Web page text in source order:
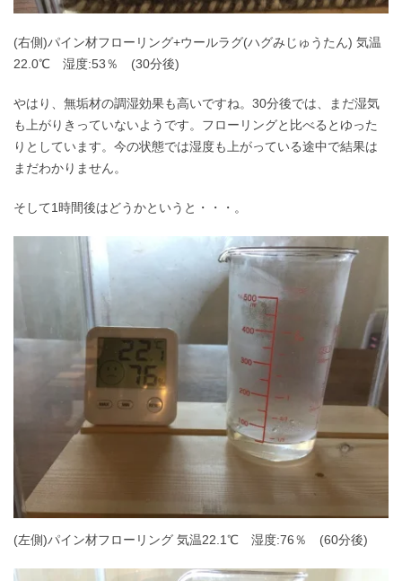
(右側)パイン材フローリング+ウールラグ(ハグみじゅうたん) 気温
22.0℃ 湿度:53％ (30分後)
やはり、無垢材の調湿効果も高いですね。30分後では、まだ湿気
も上がりきっていないようです。フローリングと比べるとゆった
りとしています。今の状態では湿度も上がっている途中で結果は
まだわかりません。
そして1時間後はどうかというと・・・。
(左側)パイン材フローリング 気温22.1℃ 湿度:76％ (60分後)